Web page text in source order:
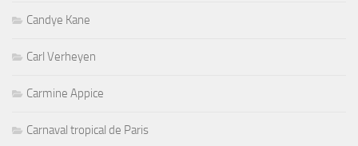
Candye Kane
Carl Verheyen
Carmine Appice
Carnaval tropical de Paris